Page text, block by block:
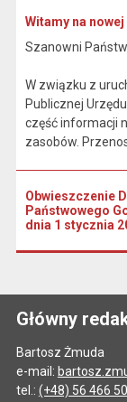
Witamy na
Szanowni
W związku z
Publicznej
część informacji
zasobów.
Obwieszczenie
Państwowego
dnia 1 stycznia
Główny
Bartosz Żmuda
e-mail:
tel.: (+48) 56 466